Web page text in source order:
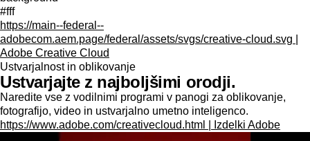
#fff
https://main--federal--
adobecom.aem.page/federal/assets/svgs/creative-cloud.svg |
Adobe Creative Cloud
Ustvarjalnost in oblikovanje
Ustvarjajte z najboljšimi orodji.
Naredite vse z vodilnimi programi v panogi za oblikovanje,
fotografijo, video in ustvarjalno umetno inteligenco.
https://www.adobe.com/creativecloud.html | Izdelki Adobe